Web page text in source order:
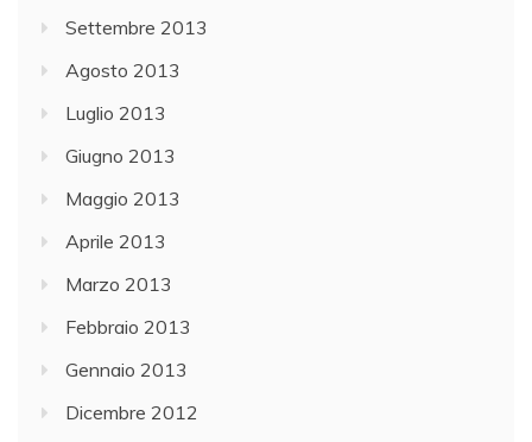
a
r
i
e
C
e
e
s
i
)
Settembre 2013
Agosto 2013
Luglio 2013
Giugno 2013
Maggio 2013
Aprile 2013
Marzo 2013
Febbraio 2013
Gennaio 2013
Dicembre 2012